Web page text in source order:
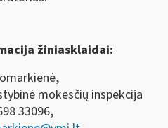
žiniasklaidai:
mokesčių inspekcija
33096,